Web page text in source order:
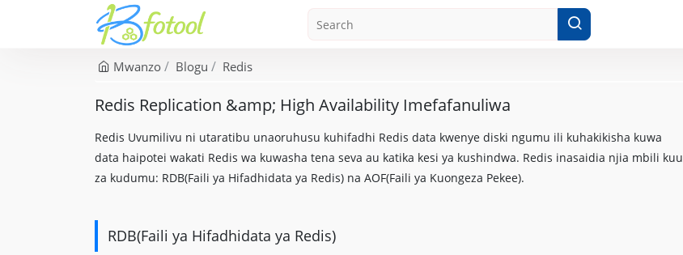
Mwanzo Blogu Redis
Redis Replication &amp; High Availability Imefafanuliwa
Redis Uvumilivu ni utaratibu unaoruhusu kuhifadhi Redis data kwenye diski ngumu ili kuhakikisha kuwa
data haipotei wakati Redis wa kuwasha tena seva au katika kesi ya kushindwa. Redis inasaidia njia mbili kuu
za kudumu: RDB(Faili ya Hifadhidata ya Redis) na AOF(Faili ya Kuongeza Pekee).
RDB(Faili ya Hifadhidata ya Redis)